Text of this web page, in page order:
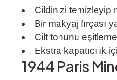
Cildinizi temizleyip
Bir makyaj fırçası
Cilt tonunu
Ekstra kapatıcılık
1944 Paris